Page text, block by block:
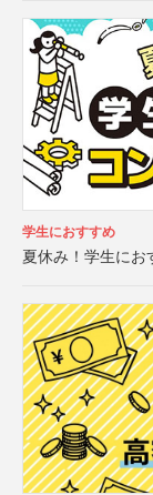
学生におすすめ
夏休み！学生にお